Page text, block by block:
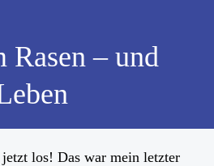
Rasen – und
jetzt los! Das war mein letzter